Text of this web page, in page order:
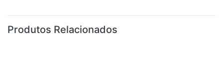
Produtos Relacionados